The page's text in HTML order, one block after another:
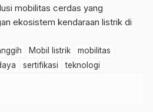
mobilitas cerdas yang
ekosistem kendaraan listrik di
Mobil listrik
mobilitas
sertifikasi teknologi